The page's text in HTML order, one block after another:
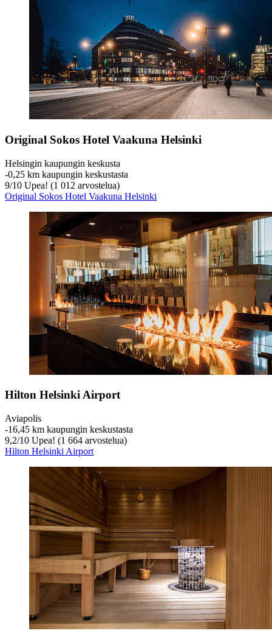
Original Sokos Hotel Vaakuna Helsinki
Helsingin kaupungin keskusta
‐0,25 km kaupungin keskustasta
9/10 Upea! (1 012 arvostelua)
Original Sokos Hotel Vaakuna Helsinki
Hilton Helsinki Airport
Aviapolis
‐16,45 km kaupungin keskustasta
9,2/10 Upea! (1 664 arvostelua)
Hilton Helsinki Airport